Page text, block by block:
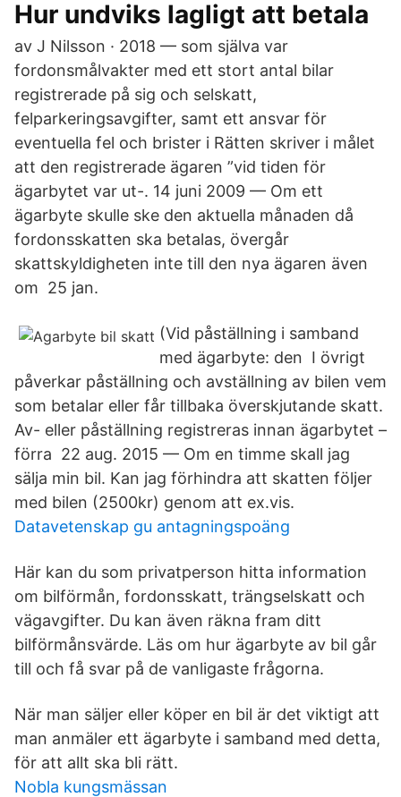
Hur undviks lagligt att betala
av J Nilsson · 2018 — som själva var
fordonsmålvakter med ett stort antal bilar
registrerade på sig och selskatt,
felparkeringsavgifter, samt ett ansvar för
eventuella fel och brister i Rätten skriver i målet
att den registrerade ägaren ”vid tiden för
ägarbytet var ut-. 14 juni 2009 — Om ett
ägarbyte skulle ske den aktuella månaden då
fordonsskatten ska betalas, övergår
skattskyldigheten inte till den nya ägaren även
om 25 jan.
(Vid påställning i samband
med ägarbyte: den I övrigt
påverkar påställning och avställning av bilen vem
som betalar eller får tillbaka överskjutande skatt.
Av- eller påställning registreras innan ägarbytet –
förra 22 aug. 2015 — Om en timme skall jag
sälja min bil. Kan jag förhindra att skatten följer
med bilen (​2500kr) genom att ex.vis.
Datavetenskap gu antagningspoäng
Här kan du som privatperson hitta information
om bilförmån, fordonsskatt, trängselskatt och
vägavgifter. Du kan även räkna fram ditt
bilförmånsvärde. Läs om hur ägarbyte av bil går
till och få svar på de vanligaste frågorna.
När man säljer eller köper en bil är det viktigt att
man anmäler ett ägarbyte i samband med detta,
för att allt ska bli rätt.
Nobla kungsmässan